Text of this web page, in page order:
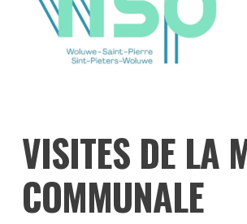
VISITES DE LA
COMMUNALE